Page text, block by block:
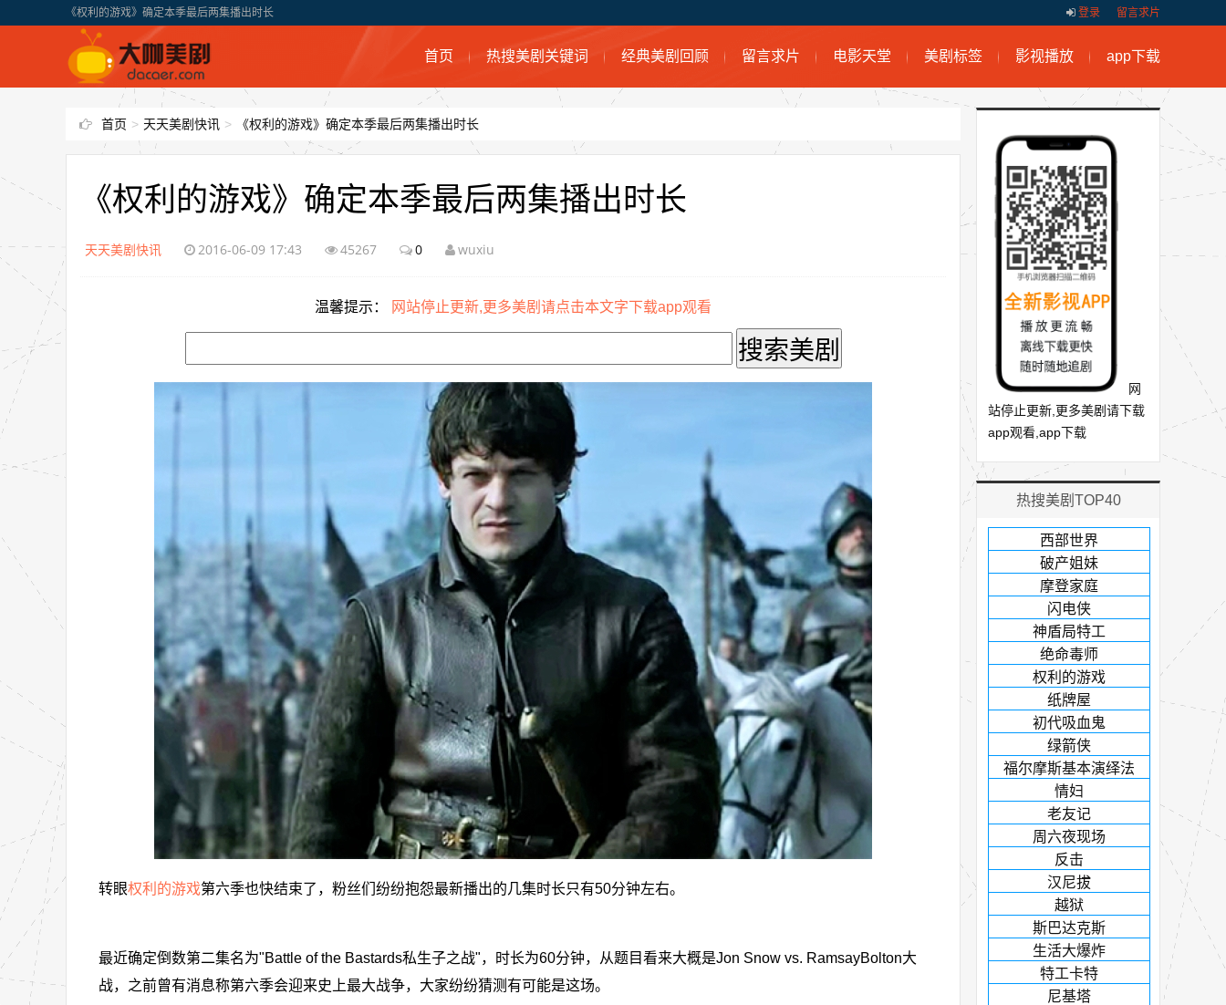
《权利的游戏》确定本季最后两集播出时长 登录 留言求片
首页 热搜美剧关键词 经典美剧回顾 留言求片 电影天堂 美剧标签 影视播放 app下载
首页 > 天天美剧快讯 > 《权利的游戏》确定本季最后两集播出时长
《权利的游戏》确定本季最后两集播出时长
天天美剧快讯 2016-06-09 17:43 45267 0 wuxiu
温馨提示： 网站停止更新,更多美剧请点击本文字下载app观看
转眼权利的游戏第六季也快结束了，粉丝们纷纷抱怨最新播出的几集时长只有50分钟左右。
最近确定倒数第二集名为"Battle of the Bastards私生子之战"，时长为60分钟，从题目看来大概是Jon Snow vs. RamsayBolton大
战，之前曾有消息称第六季会迎来史上最大战争，大家纷纷猜测有可能是这场。
网
站停止更新,更多美剧请下载
app观看,app下载
热搜美剧TOP40
西部世界
破产姐妹
摩登家庭
闪电侠
神盾局特工
绝命毒师
权利的游戏
纸牌屋
初代吸血鬼
绿箭侠
福尔摩斯基本演绎法
情妇
老友记
周六夜现场
反击
汉尼拔
越狱
斯巴达克斯
生活大爆炸
特工卡特
尼基塔